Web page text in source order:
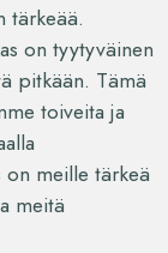
tärkeää.
on tyytyväinen
pitkään. Tämä
toiveita ja
on meille tärkeä
meitä